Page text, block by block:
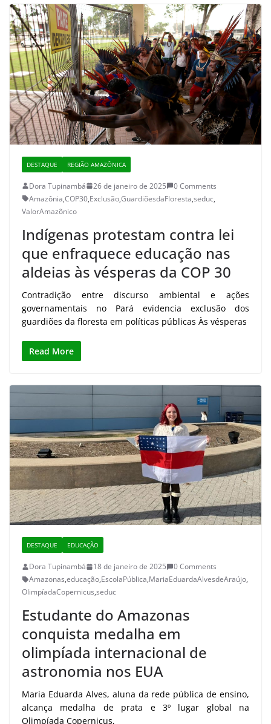
DESTAQUE REGIÃO AMAZÔNICA
Dora Tupinambá 26 de janeiro de 2025
0 Comments
Amazônia,COP30,Exclusão,GuardiõesdaFloresta,seduc,
ValorAmazõnico
Indígenas protestam contra lei
que enfraquece educação nas
aldeias às vésperas da COP 30
Contradição entre discurso ambiental e ações
governamentais no Pará evidencia exclusão dos
guardiões da floresta em políticas públicas Às vésperas
Read More
DESTAQUE EDUCAÇÃO
Dora Tupinambá 18 de janeiro de 2025
0 Comments
Amazonas,educação,EscolaPública,MariaEduardaAlvesdeAraújo,
OlimpíadaCopernicus,seduc
Estudante do Amazonas
conquista medalha em
olimpíada internacional de
astronomia nos EUA
Maria Eduarda Alves, aluna da rede pública de ensino,
alcança medalha de prata e 3º lugar global na
Olimpíada Copernicus,